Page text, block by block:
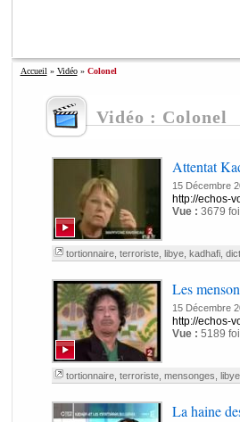
Accueil » Vidéo» Colonel
Vidéo : Colonel
Attentat
15 Décembre
http://echos-
Vue : 3679
tortionnaire, terroriste, libye, kadhafi,
Les
15 Décembre
http://echos-
Vue : 5189
tortionnaire, terroriste, mensonges libye,
La haine